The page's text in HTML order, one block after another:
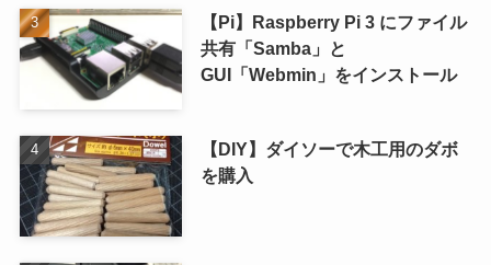
【Pi】Raspberry Pi 3 にファイル
共有「Samba」と
GUI「Webmin」をインストール
【DIY】ダイソーで木工用のダボ
を購入